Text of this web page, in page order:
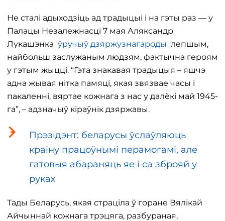
Не сталі адыходзіць ад традыцыі і на гэты раз — у
Палацы Незалежнасці 7 мая Аляксандр
Лукашэнка ўручыў дзяржузнагароды лепшым,
найбольш заслужаным людзям, фактычна героям
у гэтым жыцці. “Гэта знакавая традыцыя – яшчэ
адна жывая нітка памяці, якая звязвае часы і
пакаленні, вяртае кожнага з нас у далёкі май 1945-
га”, – адзначыў кіраўнік дзяржавы.
Прэзідэнт: беларусы ўслаўляюць
краіну працоўнымі перамогамі, але
гатовыя абараняць яе і са зброяй у
руках
Тады Беларусь, якая страціла ў горане Вялікай
Айчыннай кожнага трэцяга, разбураная,